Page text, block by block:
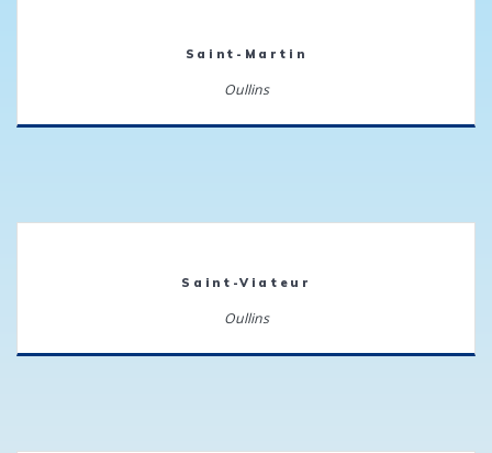
Saint-Martin
Oullins
Saint-Viateur
Oullins